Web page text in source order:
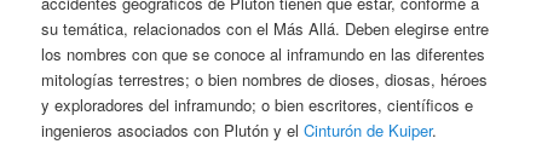
su temática, relacionados con el Más Allá. Deben elegirse entre
los nombres con que se conoce al inframundo en las diferentes
mitologías terrestres; o bien nombres de dioses, diosas, héroes
y exploradores del inframundo; o bien escritores, científicos e
ingenieros asociados con Plutón y elCinturón de Kuiper.